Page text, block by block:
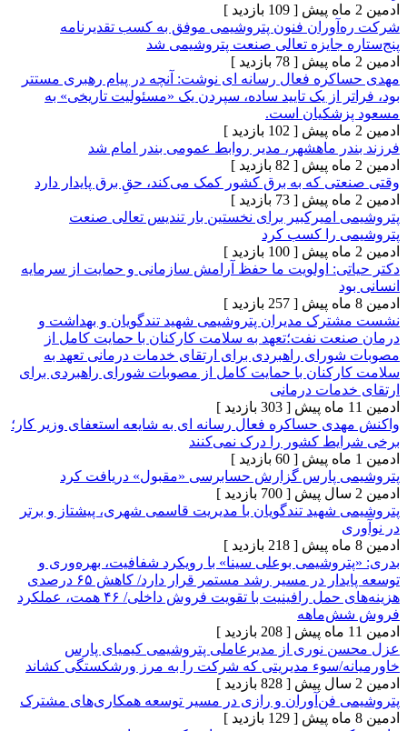
[ 109 بازدید ]
فنون پتروشیمی موفق به کسب تقدیرنامه
تعالی صنعت پتروشیمی شد
[ 78 بازدید ]
فعال رسانه ای نوشت: آنچه در پیام رهبری مستتر
از یک تایید ساده، سپردن یک «مسئولیت تاریخی» به
است.
[ 102 بازدید ]
ماهشهر، مدیر روابط عمومی بندر امام شد
[ 82 بازدید ]
که به برق کشور کمک می‌کند، حقِ برق پایدار دارد
[ 73 بازدید ]
برای نخستین بار تندیس تعالی صنعت
را کسب کرد
[ 100 بازدید ]
اولویت ما حفظ آرامش سازمانی و حمایت از سرمایه
[ 257 بازدید ]
مدیران پتروشیمی شهید تندگویان و بهداشت و
نفت؛تعهد به سلامت کارکنان با حمایت کامل از
راهبردی برای ارتقای خدمات درمانی تعهد به
با حمایت کامل از مصوبات شورای راهبردی برای
درمانی
[ 303 بازدید ]
حساکره فعال رسانه ای به شایعه استعفای وزیر کار؛
کشور را درک نمی‌کنند
[ 60 بازدید ]
پارس گزارش حسابرسی «مقبول» دریافت کرد
[ 700 بازدید ]
تندگویان با مدیریت قاسمی شهری، پیشتاز و برتر
[ 218 بازدید ]
بوعلی سینا» با رویکرد شفافیت، بهره‌وری و
توسعه پایدار در مسیر رشد مستمر قرار دارد/ کاهش ۶۵ درصدی
هزینه‌های حمل رافینیت با تقویت فروش داخلی/ ۴۶ همت، عملکرد
[ 208 بازدید ]
از مدیرعاملی پتروشیمی کیمیای پارس
سوء مدیریتی که شرکت را به مرز ورشکستگی کشاند
[ 828 بازدید ]
فن‌آوران و رازی در مسیر توسعه همکاری‌های مشترک
[ 129 بازدید ]